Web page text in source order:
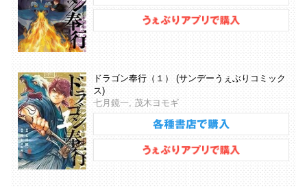
ドラゴン奉行（１） (サンデーうぇぶりコミック
ス)
七月鏡一, 茂木ヨモギ